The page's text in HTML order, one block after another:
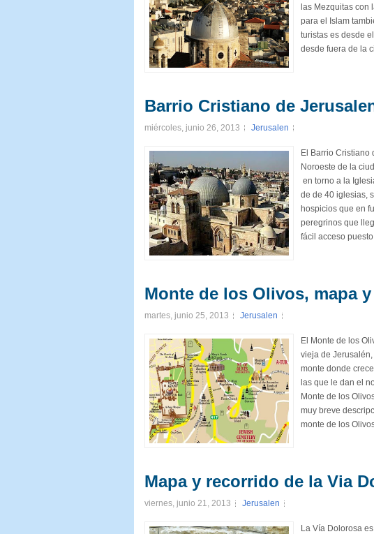
las Mezquitas con
para el Islam
turistas es desde
desde fuera de la
Barrio Cristiano de
miércoles, junio 26, 2013 Jerusalen
El Barrio Cristiano
Noroeste de la
en torno a la
de de 40 iglesias,
hospicios que en
peregrinos que
fácil acceso
Monte de los Olivos, mapa
martes, junio 25, 2013 Jerusalen
El Monte de los
vieja de
monte donde
las que le dan el
Monte de los
muy breve
monte de los
Mapa y recorrido de la Via
viernes, junio 21, 2013 Jerusalen
La Vía Dolorosa